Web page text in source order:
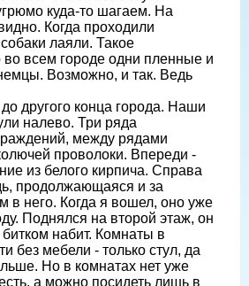
куда-то шагаем. На
Когда проходили
лаяли. Такое
во всем городе одни пленные и
Возможно, и так. Ведь
другого конца города. Наши
налево. Три ряда
между рядами
проволоки. Впереди -
из белого кирпича. Справа
продолжающаяся и за
в него. Когда я вошел, оно уже
Поднялся на второй этаж, он
набит. Комнаты в
без мебели - только стул, да
Но в комнатах нет уже
а можно посидеть лишь в